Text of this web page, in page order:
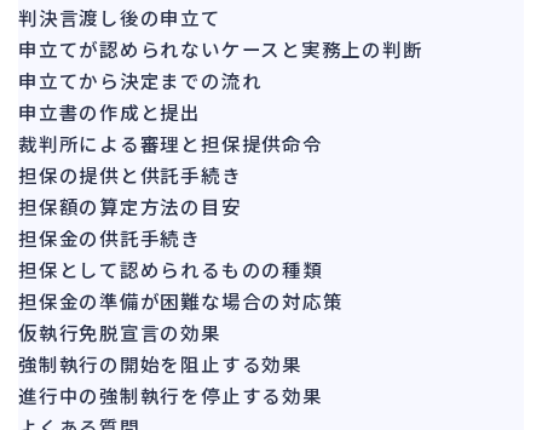
解雇・退職 127
事業運営
品質・リコール 49
情報漏洩・サイバー 257
事業再編 69
手続 668
私的整理 142
債権者対応 19
換価・競売 54
判決言渡し後の申立て
申立てが認められないケースと実務上の判断
申立てから決定までの流れ
申立書の作成と提出
裁判所による審理と担保提供命令
担保の提供と供託手続き
担保額の算定方法の目安
担保金の供託手続き
担保として認められるものの種類
担保金の準備が困難な場合の対応策
仮執行免脱宣言の効果
強制執行の開始を阻止する効果
進行中の強制執行を停止する効果